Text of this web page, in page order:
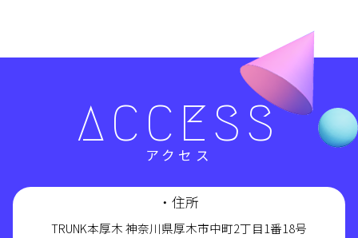
ACCESS
アクセス
・住所
TRUNK本厚木 神奈川県厚木市中町2丁目1番18号